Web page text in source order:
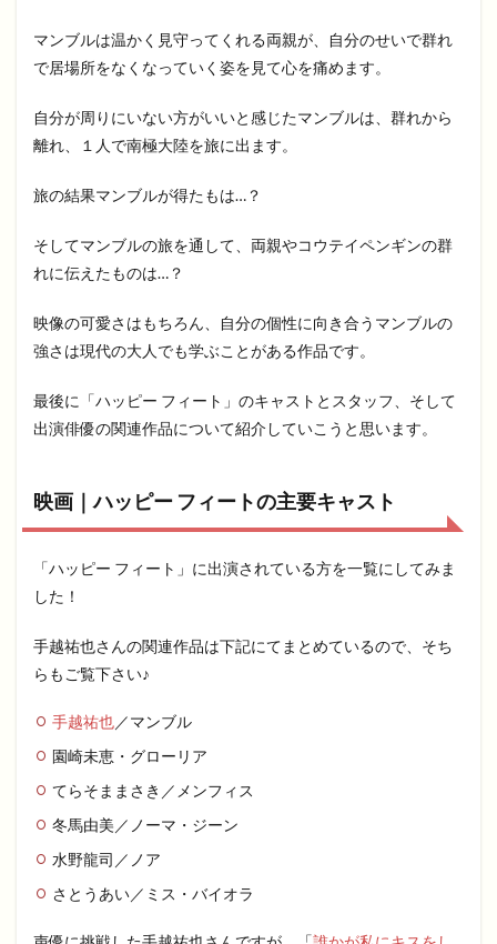
マンブルは温かく見守ってくれる両親が、自分のせいで群れ
で居場所をなくなっていく姿を見て心を痛めます。
自分が周りにいない方がいいと感じたマンブルは、群れから
離れ、１人で南極大陸を旅に出ます。
旅の結果マンブルが得たもは…？
そしてマンブルの旅を通して、両親やコウテイペンギンの群
れに伝えたものは…？
映像の可愛さはもちろん、自分の個性に向き合うマンブルの
強さは現代の大人でも学ぶことがある作品です。
最後に「ハッピー フィート」のキャストとスタッフ、そして
出演俳優の関連作品について紹介していこうと思います。
映画｜ハッピー フィートの主要キャスト
「ハッピー フィート」に出演されている方を一覧にしてみま
した！
手越祐也さんの関連作品は下記にてまとめているので、そち
らもご覧下さい♪
手越祐也／マンブル
園崎未恵・グローリア
てらそままさき／メンフィス
冬馬由美／ノーマ・ジーン
水野龍司／ノア
さとうあい／ミス・バイオラ